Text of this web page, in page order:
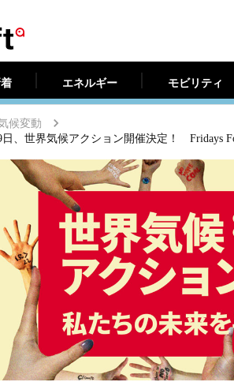
ジ
ー
フ
ト）
エネルギー モビリティ
候変動
日、世界気候アクション開催決定！ Fridays